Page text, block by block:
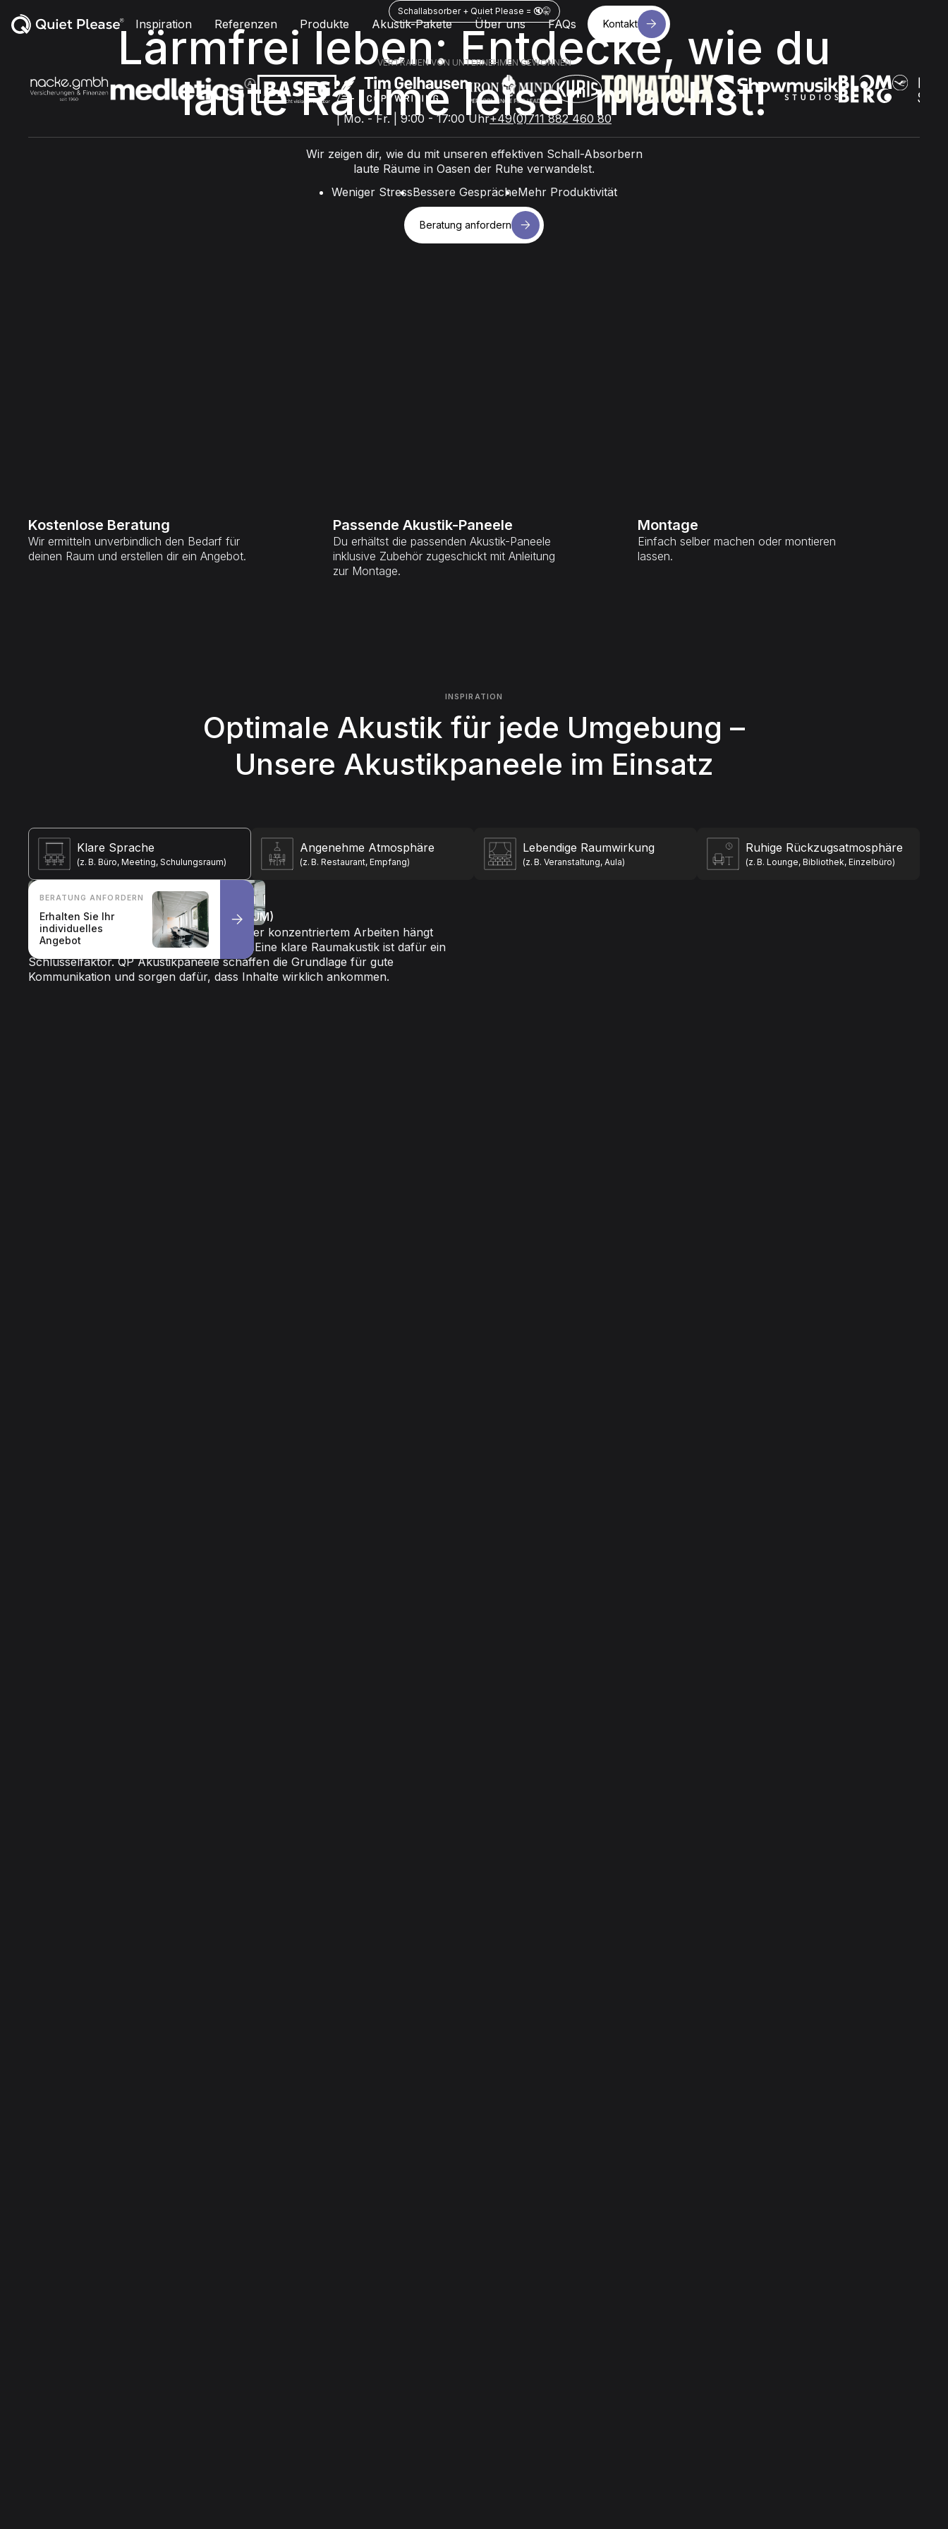
Inspiration Referenzen Produkte Akustik-Pakete Über uns FAQs Kontakt
Kontakt
Schallabsorber + Quiet Please = 🔇🤫
Lärmfrei leben: Entdecke, wie du
laute Räume leiser machst!
Wir zeigen dir, wie du mit unseren effektiven Schall-Absorbern
laute Räume in Oasen der Ruhe verwandelst.
Weniger StressBessere GesprächeMehr Produktivität
Beratung anfordern
| Mo. - Fr. | 9:00 - 17:00 Uhr+49(0)711 882 460 80
VERTRAUEN VON UNTERNEHMEN GEWONNEN
Kostenlose Beratung
Wir ermitteln unverbindlich den Bedarf für
deinen Raum und erstellen dir ein Angebot.
Passende Akustik-Paneele
Du erhältst die passenden Akustik-Paneele
inklusive Zubehör zugeschickt mit Anleitung
zur Montage.
Montage
Einfach selber machen oder montieren
lassen.
INSPIRATION
Optimale Akustik für jede Umgebung –
Unsere Akustikpaneele im Einsatz
Klare Sprache
(z. B. Büro, Meeting, Schulungsraum)
Angenehme Atmosphäre
(z. B. Restaurant, Empfang)
Lebendige Raumwirkung
(z. B. Veranstaltung, Aula)
Ruhige Rückzugsatmosphäre
(z. B. Lounge, Bibliothek, Einzelbüro)
Klare Sprache
🔊 (Z. B. BÜRO, MEETING, SCHULUNGSRAUM)
Die Qualität von Meetings, Schulungen oder konzentriertem Arbeiten hängt
entscheidend von der Verständlichkeit ab. Eine klare Raumakustik ist dafür ein
Schlüsselfaktor. QP Akustikpaneele schaffen die Grundlage für gute
Kommunikation und sorgen dafür, dass Inhalte wirklich ankommen.
BERATUNG ANFORDERN
Erhalten Sie Ihr
individuelles
Angebot